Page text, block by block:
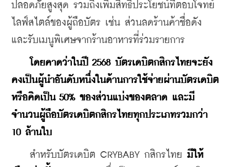
ปลอดภัยสูงสุด รวมถึงเพิ่มสิทธิประโยชน์ที่ตอบโจทย์
ไลฟ์สไตล์ของผู้ถือบัตร เช่น ส่วนลดร้านค้าชื่อดัง
และรับเมนูพิเศษจากร้านอาหารที่ร่วมรายการ
โดยคาดว่าในปี 2568 บัตรเดบิตกสิกรไทยจะยัง
คงเป็นผู้นำอันดับหนึ่งในด้านการใช้จ่ายผ่านบัตรเดบิต
หรือคิดเป็น 50% ของส่วนแบ่งของตลาด และมี
จำนวนผู้ถือบัตรเดบิตกสิกรไทยทุกประเภทรวมกว่า
10 ล้านใบ
สำหรับบัตรเดบิต CRYBABY กสิกรไทย มีให้